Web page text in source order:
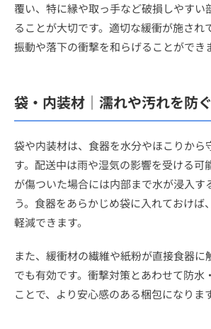
覆い、特に縁や取っ手など破損しやすい
ることが大切です。適切な緩衝が施され
振動や落下の衝撃を和らげることができ
袋・内装材｜濡れや汚れを防ぐ
袋や内装材は、食器を水分やほこりから
す。配送中は雨や湿気の影響を受ける可
が傷ついた場合には内部まで水が浸入す
う。食器をあらかじめ袋に入れておけば
軽減できます。
また、緩衝材の繊維や紙粉が直接食器に
でも有効です。衝撃対策とあわせて防水
ことで、より安心感のある梱包になりま